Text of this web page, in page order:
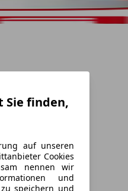
Sie finden,
auf unseren
Cookies
nennen wir
und
speichern und